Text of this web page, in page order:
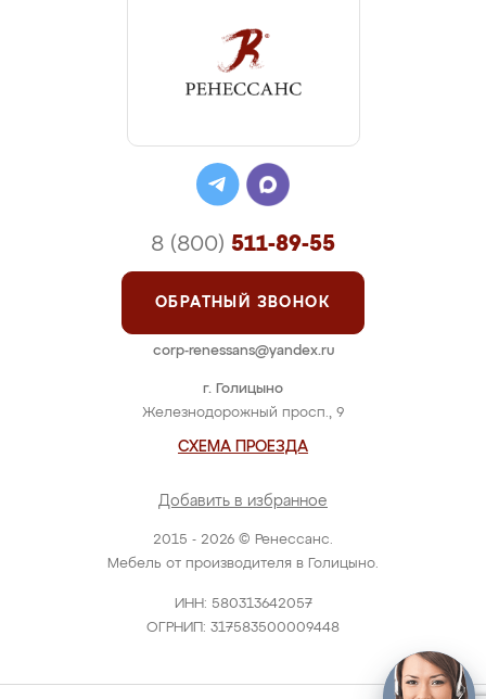
2015 - 2026 © Ренессанс.
Мебель от производителя в Голицыно.
ИНН: 580313642057
ОГРНИП: 317583500009448
г. Голицыно
Железнодорожный просп., 9
СХЕМА ПРОЕЗДА
Добавить в избранное
8 (800) 511-89-55
ОБРАТНЫЙ ЗВОНОК
corp-renessans@yandex.ru